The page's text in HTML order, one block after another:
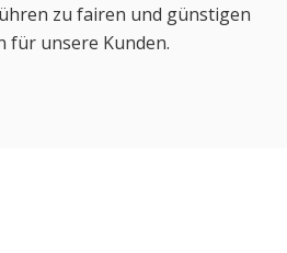
zu fairen und günstigen
für unsere Kunden.